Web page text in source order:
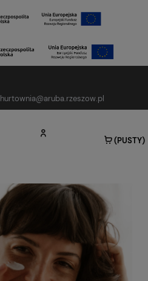
hurtownia@aruba.rzeszow.pl
(PUSTY)